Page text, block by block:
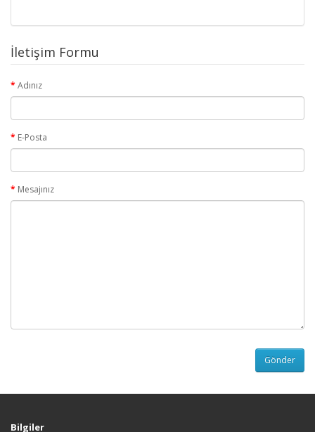
İletişim Formu
Adınız
E-Posta
Mesajınız
Bilgiler